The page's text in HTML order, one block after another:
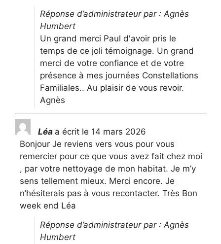
Réponse d’administrateur par : Agnès
Humbert
Un grand merci Paul d'avoir pris le
temps de ce joli témoignage. Un grand
merci de votre confiance et de votre
présence à mes journées Constellations
Familiales.. Au plaisir de vous revoir.
Agnès
Léa a écrit le 14 mars 2026
Bonjour Je reviens vers vous pour vous
remercier pour ce que vous avez fait chez moi
, par votre nettoyage de mon habitat. Je m’y
sens tellement mieux. Merci encore. Je
n’hésiterais pas à vous recontacter. Très Bon
week end Léa
Réponse d’administrateur par : Agnès
Humbert